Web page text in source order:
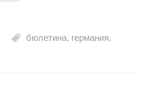
бюлетина, германия,